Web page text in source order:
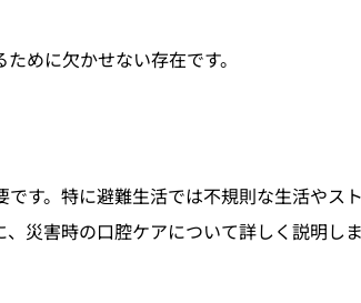
めに欠かせない存在です。
す。特に避難生活では不規則な生活やス
災害時の口腔ケアについて詳しく説明しま